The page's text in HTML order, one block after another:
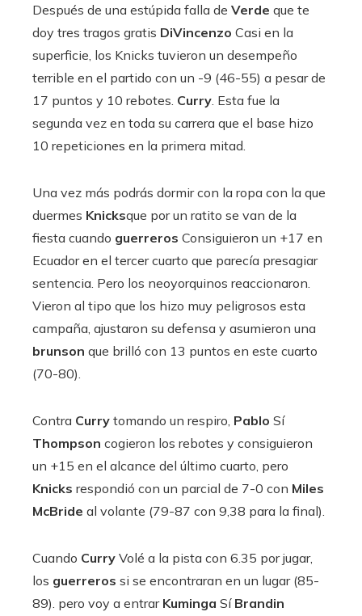
Después de una estúpida falla de Verde que te
doy tres tragos gratis DiVincenzo Casi en la
superficie, los Knicks tuvieron un desempeño
terrible en el partido con un -9 (46-55) a pesar de
17 puntos y 10 rebotes. Curry . Esta fue la
segunda vez en toda su carrera que el base hizo
10 repeticiones en la primera mitad.
Una vez más podrás dormir con la ropa con la que
duermes Knicksque por un ratito se van de la
fiesta cuando guerreros Consiguieron un +17 en
Ecuador en el tercer cuarto que parecía presagiar
sentencia. Pero los neoyorquinos reaccionaron.
Vieron al tipo que los hizo muy peligrosos esta
campaña, ajustaron su defensa y asumieron una
brunson que brilló con 13 puntos en este cuarto
(70-80).
Contra Curry tomando un respiro, Pablo Sí
Thompson cogieron los rebotes y consiguieron
un +15 en el alcance del último cuarto, pero
Knicks respondió con un parcial de 7-0 con Miles
McBride al volante (79-87 con 9,38 para la final).
Cuando Curry Volé a la pista con 6.35 por jugar,
los guerreros si se encontraran en un lugar (85-
89). pero voy a entrar Kuminga Sí Brandin